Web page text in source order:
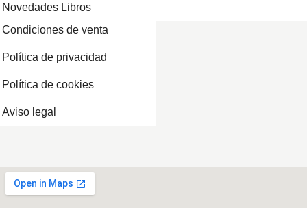
Novedades Libros
Condiciones de venta
Política de privacidad
Política de cookies
Aviso legal